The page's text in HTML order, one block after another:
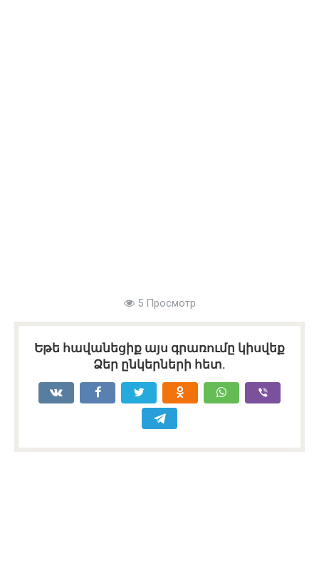
5 Просмотр
Եթե հավանեցիք այս գրառումը կիսվեք
Ձեր ընկերների հետ.